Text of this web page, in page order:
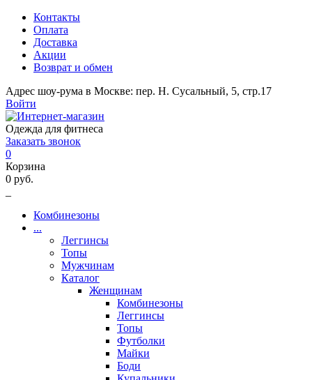
Контакты
Оплата
Доставка
Акции
Возврат и обмен
Адрес шоу-рума в Москве: пер. Н. Сусальный, 5, стр.17
Войти
Одежда для фитнеса
Заказать звонок
0
Корзина
0 руб.
Комбинезоны
...
Леггинсы
Топы
Мужчинам
Каталог
Женщинам
Комбинезоны
Леггинсы
Топы
Футболки
Майки
Боди